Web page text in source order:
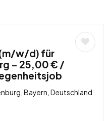
w/d) für
– 25,00 € /
Bayern, Deutschland